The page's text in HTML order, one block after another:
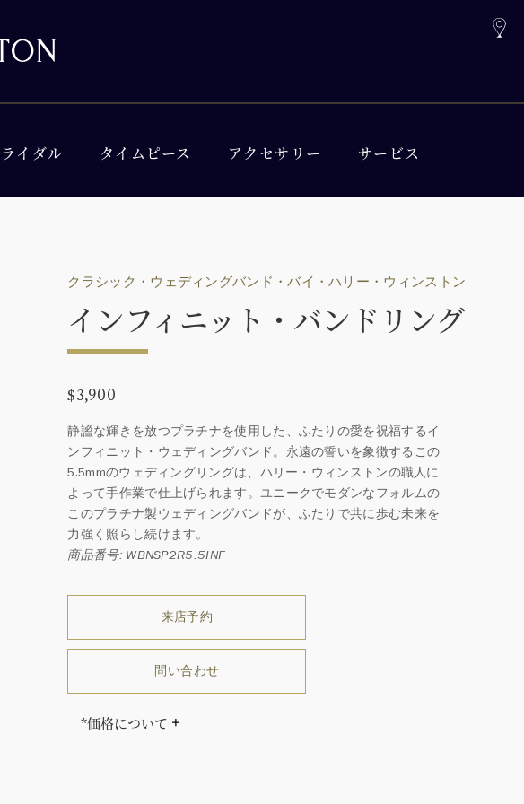
イダル タイムピース アクセサリー サービス
クラシック・ウェディングバンド・バイ・ハリー・ウィンストン
インフィニット・バンドリング
$3,900
静謐な輝きを放つプラチナを使用した、ふたりの愛を祝福するイ
ンフィニット・ウェディングバンド。永遠の誓いを象徴するこの
5.5mmのウェディングリングは、ハリー・ウィンストンの職人に
よって手作業で仕上げられます。ユニークでモダンなフォルムの
このプラチナ製ウェディングバンドが、ふたりで共に歩む未来を
力強く照らし続けます。
商品番号: WBNSP2R5.5INF
来店予約
問い合わせ
*価格について